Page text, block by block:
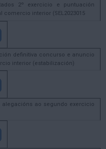
2º exercicio e puntuación
interior (SEL2023015
definitiva concurso e anuncio
interior (estabilización)
alegacións ao segundo exercicio